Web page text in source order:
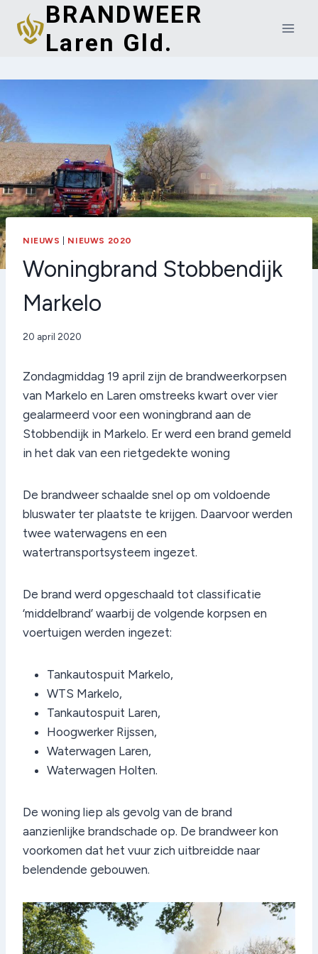
Doorgaan
naar
inhoud
BRANDWEER
Laren Gld.
NIEUWS NIEUWS 2020
Woningbrand Stobbendijk
Markelo
Door
20 april 2020
Zondagmiddag 19 april zijn de brandweerkorpsen
van Markelo en Laren omstreeks kwart over vier
gealarmeerd voor een woningbrand aan de
Stobbendijk in Markelo. Er werd een brand gemeld
in het dak van een rietgedekte woning
De brandweer schaalde snel op om voldoende
bluswater ter plaatste te krijgen. Daarvoor werden
twee waterwagens en een
watertransportsysteem ingezet.
De brand werd opgeschaald tot classificatie
‘middelbrand’ waarbij de volgende korpsen en
voertuigen werden ingezet:
Tankautospuit Markelo,
WTS Markelo,
Tankautospuit Laren,
Hoogwerker Rijssen,
Waterwagen Laren,
Waterwagen Holten.
De woning liep als gevolg van de brand
aanzienlijke brandschade op. De brandweer kon
voorkomen dat het vuur zich uitbreidde naar
belendende gebouwen.